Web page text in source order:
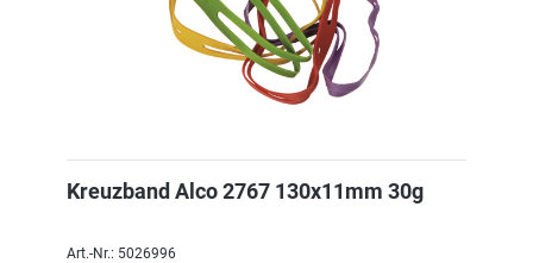
Kreuzband Alco 2767 130x11mm 30g
Art.-Nr.: 5026996